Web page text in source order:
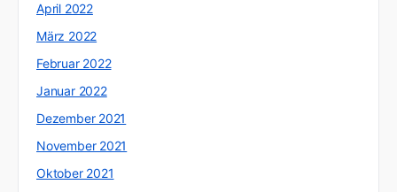
April 2022
März 2022
Februar 2022
Januar 2022
Dezember 2021
November 2021
Oktober 2021